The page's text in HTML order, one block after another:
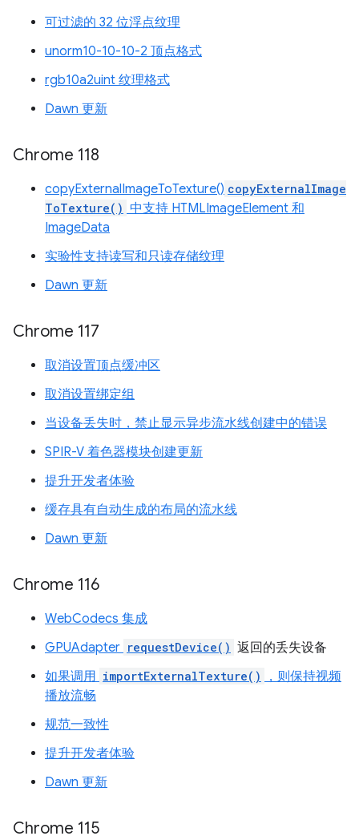
可过滤的 32 位浮点纹理
unorm10-10-10-2 顶点格式
rgb10a2uint 纹理格式
Dawn 更新
Chrome 118
copyExternalImageToTexture() copyExternalImage
ToTexture() 中支持 HTMLImageElement 和
ImageData
实验性支持读写和只读存储纹理
Dawn 更新
Chrome 117
取消设置顶点缓冲区
取消设置绑定组
当设备丢失时，禁止显示异步流水线创建中的错误
SPIR-V 着色器模块创建更新
提升开发者体验
缓存具有自动生成的布局的流水线
Dawn 更新
Chrome 116
WebCodecs 集成
GPUAdapter requestDevice() 返回的丢失设备
如果调用 importExternalTexture()
，则保持视频
播放流畅
规范一致性
提升开发者体验
Dawn 更新
Chrome 115